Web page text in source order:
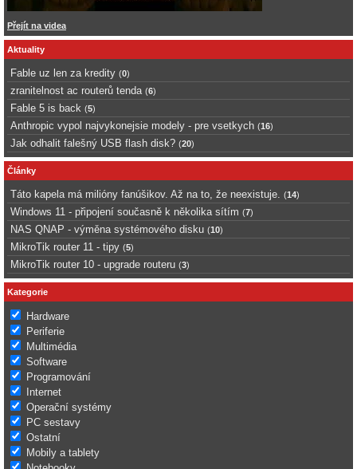
Přejít na videa
Aktuality
Fable uz len za kredity (0)
zranitelnost ac routerů tenda (6)
Fable 5 is back (5)
Anthropic vypol najvykonejsie modely - pre vsetkych (16)
Jak odhalit falešný USB flash disk? (20)
Články
Táto kapela má milióny fanúšikov. Až na to, že neexistuje. (14)
Windows 11 - připojení současně k několika sítím (7)
NAS QNAP - výměna systémového disku (10)
MikroTik router 11 - tipy (5)
MikroTik router 10 - upgrade routeru (3)
Kategorie
Hardware
Periferie
Multimédia
Software
Programování
Internet
Operační systémy
PC sestavy
Ostatní
Mobily a tablety